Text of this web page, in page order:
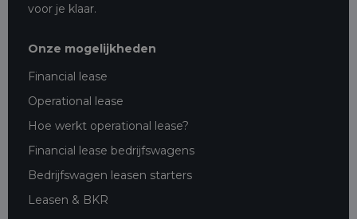
voor je klaar.
Onze mogelijkheden
Financial lease
Operational lease
Hoe werkt operational lease?
Financial lease bedrijfswagens
Bedrijfswagen leasen starters
Leasen & BKR